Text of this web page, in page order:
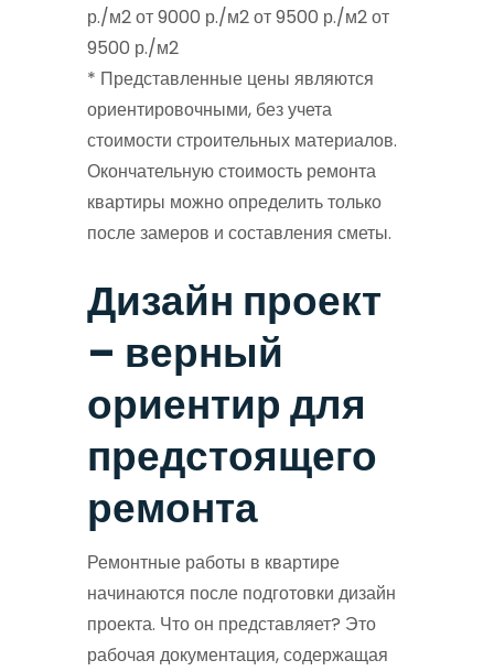
р./м2 от 9000 р./м2 от 9500 р./м2 от
9500 р./м2
* Представленные цены являются
ориентировочными, без учета
стоимости строительных материалов.
Окончательную стоимость ремонта
квартиры можно определить только
после замеров и составления сметы.
Дизайн проект
– верный
ориентир для
предстоящего
ремонта
Ремонтные работы в квартире
начинаются после подготовки дизайн
проекта. Что он представляет? Это
рабочая документация, содержащая